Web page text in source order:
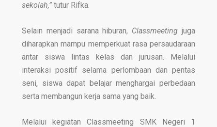
sekolah,” tutur Rifka.
Selain menjadi sarana hiburan, Classmeeting juga
diharapkan mampu memperkuat rasa persaudaraan
antar siswa lintas kelas dan jurusan. Melalui
interaksi positif selama perlombaan dan pentas
seni, siswa dapat belajar menghargai perbedaan
serta membangun kerja sama yang baik.
Melalui kegiatan Classmeeting SMK Negeri 1